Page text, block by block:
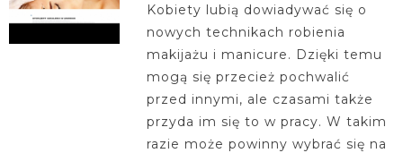
Kobiety lubią dowiadywać się o
nowych technikach robienia
makijażu i manicure. Dzięki temu
mogą się przecież pochwalić
przed innymi, ale czasami także
przyda im się to w pracy. W takim
razie może powinny wybrać się na